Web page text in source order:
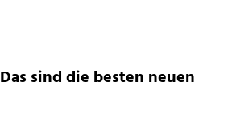
Das sind die besten neuen